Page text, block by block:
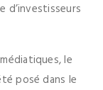
d’investisseurs
le
posé dans le